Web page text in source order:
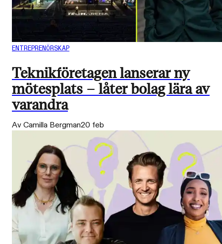
ENTREPRENÖRSKAP
Teknikföretagen lanserar ny
mötesplats – låter bolag lära av
varandra
Av Camilla Bergman20 feb